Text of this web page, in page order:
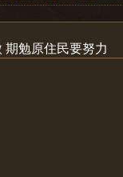
勉原住民要努力